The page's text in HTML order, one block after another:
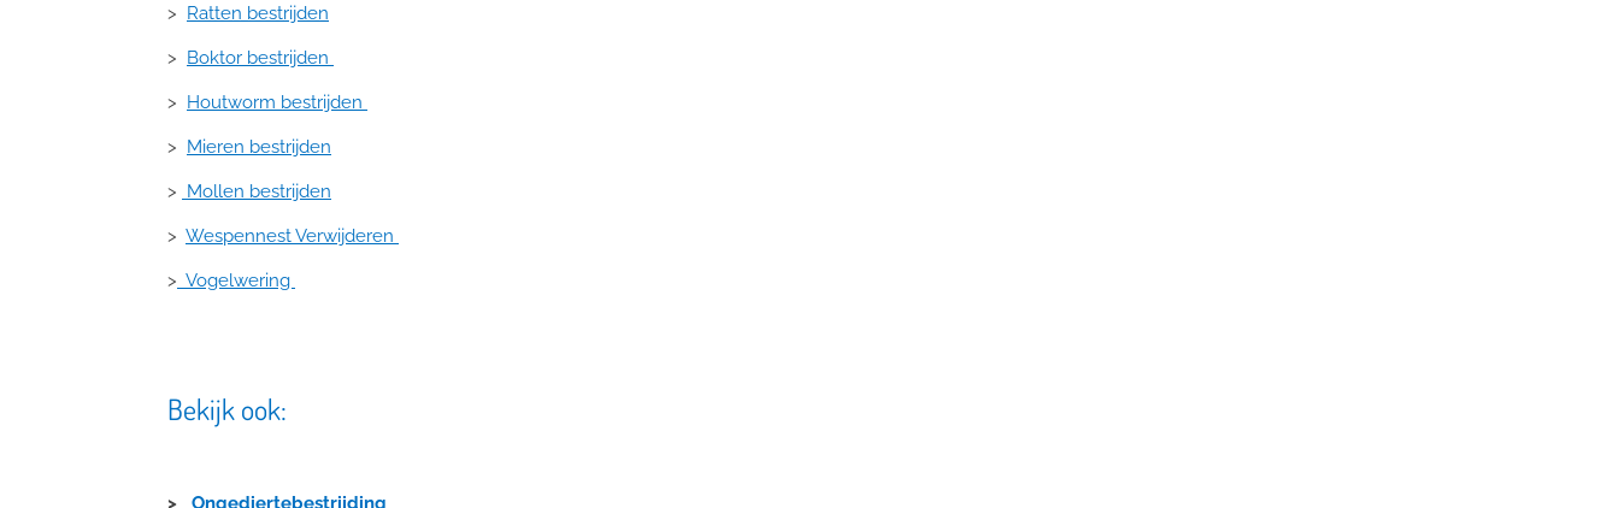
> Ratten bestrijden
> Boktor bestrijden
> Houtworm bestrijden
> Mieren bestrijden
> Mollen bestrijden
> Wespennest Verwijderen
> Vogelwering
Bekijk ook:
> Ongediertebestrijding